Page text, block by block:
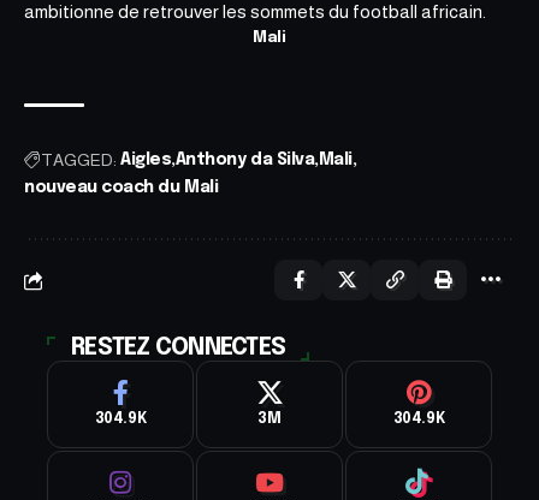
ambitionne de retrouver les sommets du football africain.
Mali
TAGGED: Aigles Anthony da Silva Mali
nouveau coach du Mali
RESTEZ CONNECTES
304.9K 3M 304.9K